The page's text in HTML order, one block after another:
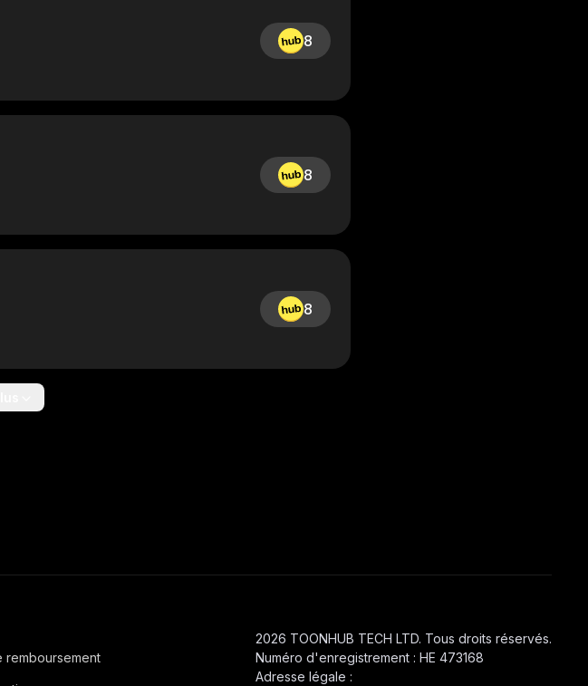
8
8
8
remboursement
2026 TOONHUB TECH LTD. Tous droits réservés.
Numéro d'enregistrement : HE 473168
Adresse légale :